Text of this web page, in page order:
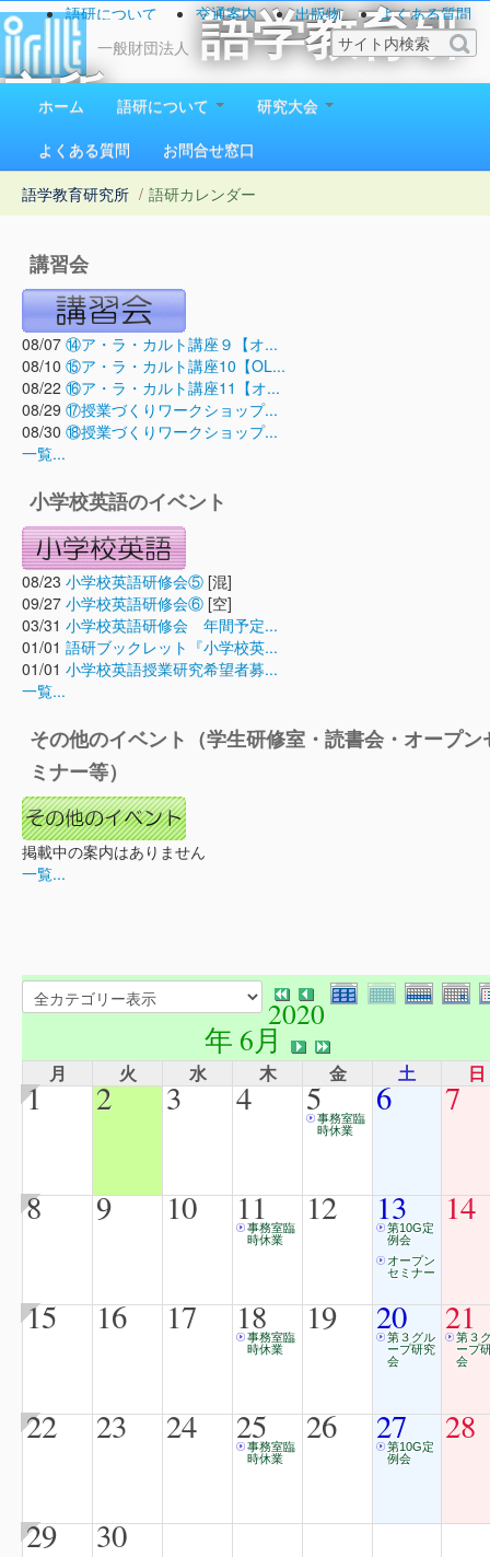
一般財団法人
語学教育研
究所
1923（大正12）年創立
語研について 交通案内 出版物
よくある質問
お問い合わせ
ホーム 語研について
研究大会
よくある質問
お問合せ窓口
語学教育研究所 / 語研カレンダー
講習会
08/07 ⑭ア・ラ・カルト講座９【オ...
08/10 ⑮ア・ラ・カルト講座10【OL...
08/22 ⑯ア・ラ・カルト講座11【オ...
08/29 ⑰授業づくりワークショップ...
08/30 ⑱授業づくりワークショップ...
一覧...
小学校英語のイベント
08/23 小学校英語研修会⑤ [混]
09/27 小学校英語研修会⑥ [空]
03/31 小学校英語研修会 年間予定...
01/01 語研ブックレット『小学校英...
01/01 小学校英語授業研究希望者募...
一覧...
その他のイベント（学生研修室・読書会・オープン
ミナー等）
掲載中の案内はありません
一覧...
2020
年 6月
月 火 水 木 金 土 日
1 2 3 4 5事務室臨
時休業
6 7
8 9 10 11
事務室臨
時休業
12 13
第10G定
例会
オープン
セミナー
14
15 16 17 18
事務室臨
時休業
19 20
第３グル
ープ研究
会
21
第３
ープ
会
22 23 24 25
事務室臨
時休業
26 27
第10G定
例会
28
29 30